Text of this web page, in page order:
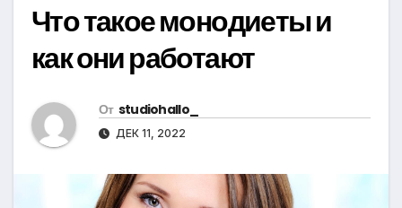
Что такое монодиеты и
как они работают
От studiohallo_
ДЕК 11, 2022